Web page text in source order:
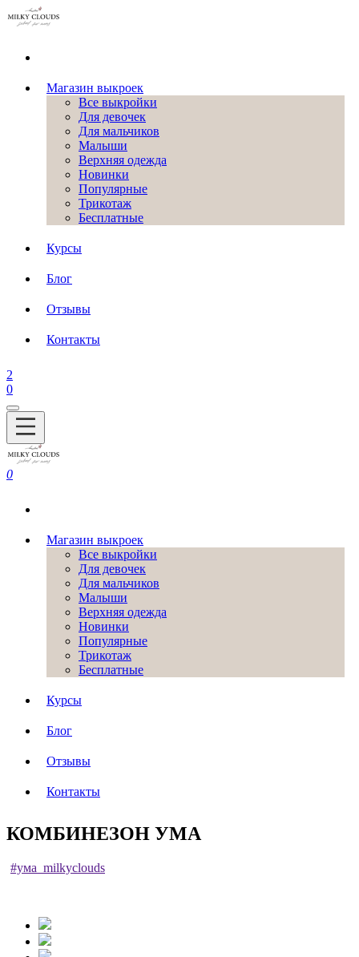
Магазин выкроек
Все выкройки
Для девочек
Для мальчиков
Малыши
Верхняя одежда
Новинки
Популярные
Трикотаж
Бесплатные
Курсы
Блог
Отзывы
Контакты
2
0
0
Магазин выкроек
Все выкройки
Для девочек
Для мальчиков
Малыши
Верхняя одежда
Новинки
Популярные
Трикотаж
Бесплатные
Курсы
Блог
Отзывы
Контакты
КОМБИНЕЗОН УМА
#ума_milkyclouds